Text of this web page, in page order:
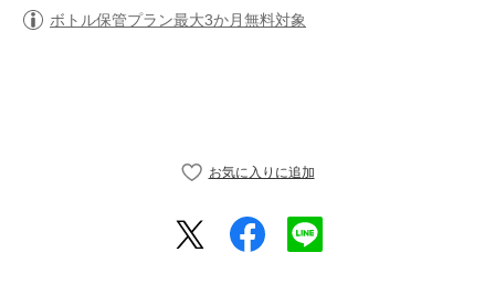
ボトル保管プラン最大3か月無料対象